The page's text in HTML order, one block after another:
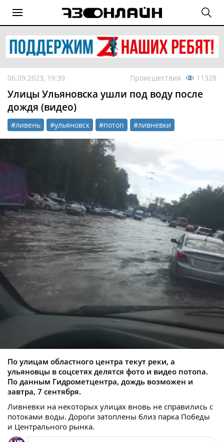
06.09.2023, 19:39 Происшествия 11328
Улицы Ульяновска ушли под воду после
дождя (видео)
#ливень #ульяновск #потоп #ливневки
По улицам областного центра текут реки, а
ульяновцы в соцсетях делятся фото и видео потопа.
По данным Гидрометцентра, дождь возможен и
завтра, 7 сентября.
Ливневки на некоторых улицах вновь не справились с
потоками воды. Дороги затоплены близ парка Победы
и Центрального рынка.